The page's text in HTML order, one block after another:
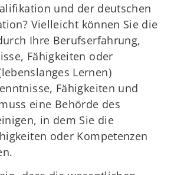
und der deutschen
Vielleicht können Sie die
Ihre Berufserfahrung,
Fähigkeiten oder
Lernen)
Fähigkeiten und
eine Behörde des
in dem Sie die
oder Kompetenzen